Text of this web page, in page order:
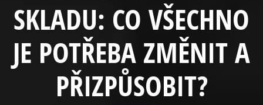
SKLADU: CO VŠECHNO
JE POTŘEBA ZMĚNIT A
PŘIZPŮSOBIT?